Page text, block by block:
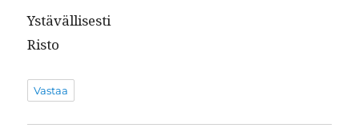
Ystäväl­lis­es­ti
Risto
Vastaa